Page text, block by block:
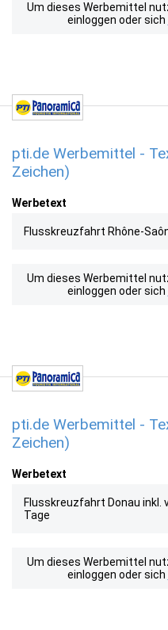
Um dieses Werbemittel
einloggen oder sich
pti.de Werbemittel -
Zeichen)
Werbetext
Flusskreuzfahrt Rhône-
Um dieses Werbemittel
einloggen oder sich
pti.de Werbemittel -
Zeichen)
Werbetext
Flusskreuzfahrt Donau inkl.
Tage
Um dieses Werbemittel
einloggen oder sich